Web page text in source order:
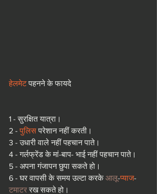
हेलमेट पहनने के फायदे
1 - सुरक्षित यात्रा।
2 - पुलिस परेशान नहीं करती।
3 - उधारी वाले नहीं पहचान पाते।
4 - गर्लफ्रेंड के मां-बाप- भाई नहीं पहचान पाते।
5 - अपना गंजापन छुपा सकते हो।
6 - घर वापसी के समय उल्टा करके आलू-प्याज-
टमाटर रख सकते हो।